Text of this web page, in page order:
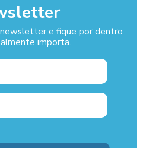
e fique por dentro
importa.